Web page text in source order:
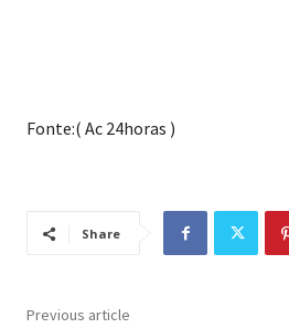
Fonte:( Ac 24horas )
Share
Previous article